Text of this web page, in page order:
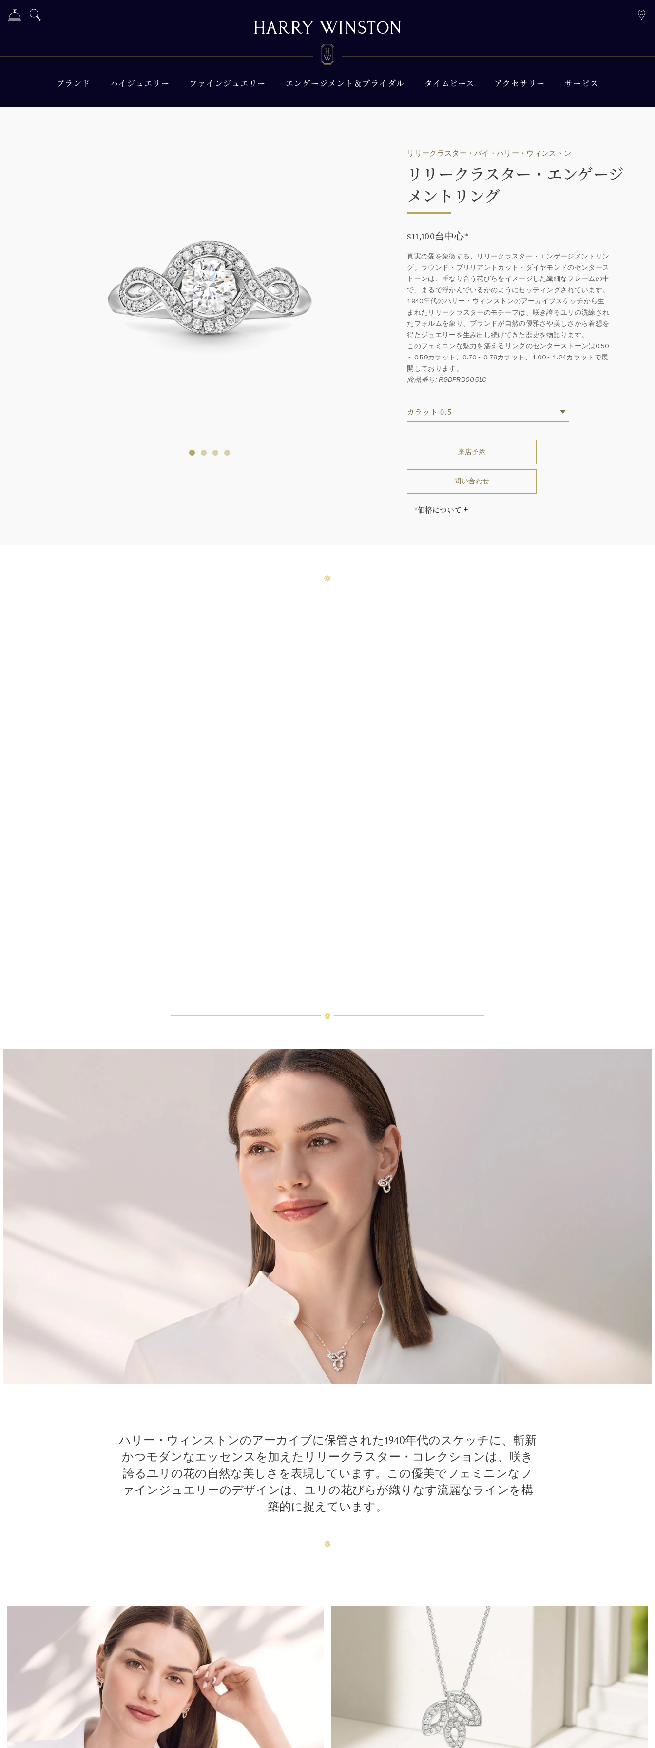
ブランド ハイジュエリー ファインジュエリー エンゲージメント＆ブライダル タイムピース アクセサリー サービス
リリークラスター・バイ・ハリー・ウィンストン
リリークラスター・エンゲージ
メントリング
$11,100台中心*
真実の愛を象徴する、リリークラスター・エンゲージメントリン
グ。ラウンド・ブリリアントカット・ダイヤモンドのセンタース
トーンは、重なり合う花びらをイメージした繊細なフレームの中
で、まるで浮かんでいるかのようにセッティングされています。
1940年代のハリー・ウィンストンのアーカイブスケッチから生
まれたリリークラスターのモチーフは、咲き誇るユリの洗練され
たフォルムを象り、ブランドが自然の優雅さや美しさから着想を
得たジュエリーを生み出し続けてきた歴史を物語ります。
このフェミニンな魅力を湛えるリングのセンターストーンは0.50
～0.59カラット、0.70～0.79カラット、1.00～1.24カラットで展
開しております。
商品番号: RGDPRD005LC
カラット 0.5
来店予約
問い合わせ
*価格について
ハリー・ウィンストンのアーカイブに保管された1940年代のスケッチに、斬新
かつモダンなエッセンスを加えたリリークラスター・コレクションは、咲き
誇るユリの花の自然な美しさを表現しています。この優美でフェミニンなフ
ァインジュエリーのデザインは、ユリの花びらが織りなす流麗なラインを構
築的に捉えています。